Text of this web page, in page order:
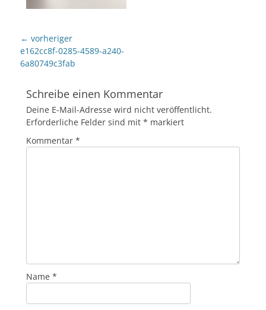
Beitragsnavigation
← vorheriger
Vorheriger
Beitrag:
e162cc8f-0285-4589-a240-
6a80749c3fab
Schreibe einen Kommentar
Deine E-Mail-Adresse wird nicht veröffentlicht.
Erforderliche Felder sind mit * markiert
Kommentar *
Name *